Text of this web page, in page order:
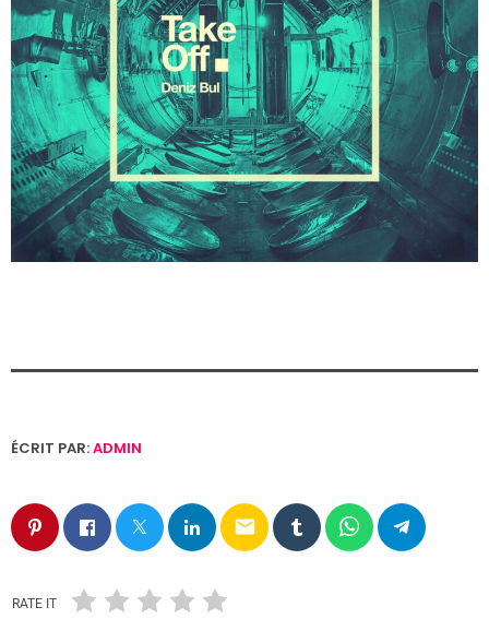
ÉCRIT PAR:ADMIN
email
RATE IT